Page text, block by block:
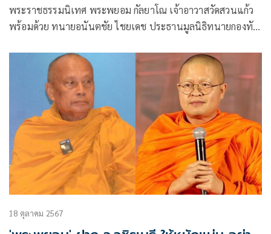
พระราชธรรมนิเทศ พระพยอม กัลยาโณ เจ้าอาวาสวัดสวนแก้ว
พร้อมด้วย ทนายอนันตชัย ไชยเดช ประธานมูลนิธิทนายกองทัพ
18 ตุลาคม 2567